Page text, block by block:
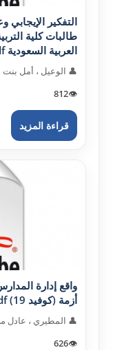
التفکير الإيجابي
طالبات کلية
العربية السعودية pdf
👤 الوعيل ، أمل بنت
👁️
812
قراءة المزيد
واقع إدارة
أزمة (کوفيد 19) pdf
👤 المطيري ، عادل
👁️
626